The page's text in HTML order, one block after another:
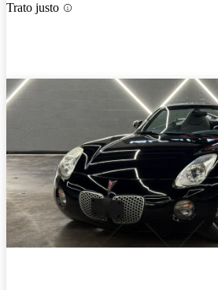
Trato justo